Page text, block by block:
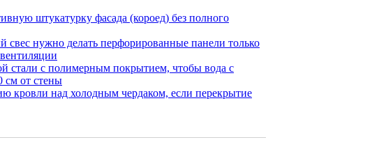
штукатурку фасада (короед) без полного
нужно делать перфорированные панели только
стали с полимерным покрытием, чтобы вода с
см от стены
кровли над холодным чердаком, если перекрытие